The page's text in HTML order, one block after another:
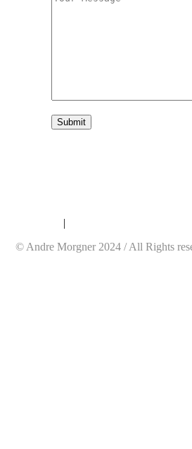
|
© Andre Morgner 2024 / All Rights